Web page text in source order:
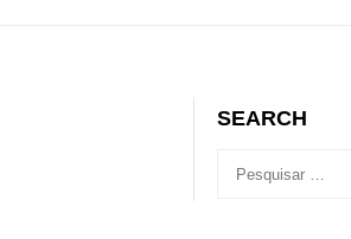
SEARCH